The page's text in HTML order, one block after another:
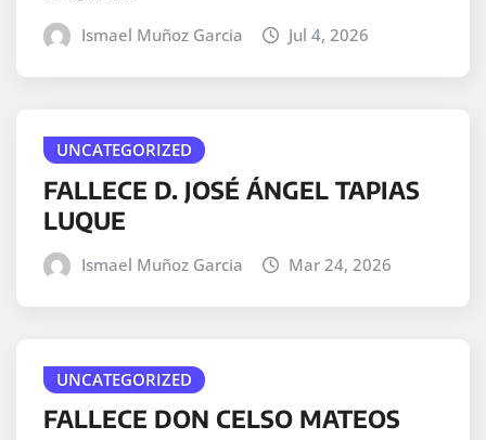
Ismael Muñoz Garcia Jul 4, 2026
UNCATEGORIZED
FALLECE D. JOSÉ ÁNGEL TAPIAS
LUQUE
Ismael Muñoz Garcia Mar 24, 2026
UNCATEGORIZED
FALLECE DON CELSO MATEOS